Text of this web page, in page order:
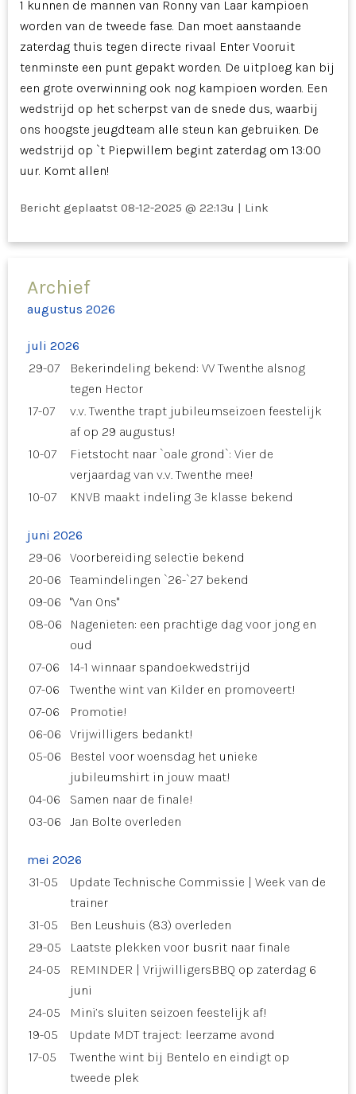
1 kunnen de mannen van Ronny van Laar kampioen
worden van de tweede fase. Dan moet aanstaande
zaterdag thuis tegen directe rivaal Enter Vooruit
tenminste een punt gepakt worden. De uitploeg kan bij
een grote overwinning ook nog kampioen worden. Een
wedstrijd op het scherpst van de snede dus, waarbij
ons hoogste jeugdteam alle steun kan gebruiken. De
wedstrijd op `t Piepwillem begint zaterdag om 13:00
uur. Komt allen!
Bericht geplaatst 08-12-2025 @ 22:13u | Link
Archief
augustus 2026
juli 2026
29-07
Bekerindeling bekend: VV Twenthe alsnog
tegen Hector
17-07
v.v. Twenthe trapt jubileumseizoen feestelijk
af op 29 augustus!
10-07
Fietstocht naar `oale grond`: Vier de
verjaardag van v.v. Twenthe mee!
10-07
KNVB maakt indeling 3e klasse bekend
juni 2026
29-06
Voorbereiding selectie bekend
20-06
Teamindelingen `26-`27 bekend
09-06
"Van Ons"
08-06
Nagenieten: een prachtige dag voor jong en
oud
07-06
14-1 winnaar spandoekwedstrijd
07-06
Twenthe wint van Kilder en promoveert!
07-06
Promotie!
06-06
Vrijwilligers bedankt!
05-06
Bestel voor woensdag het unieke
jubileumshirt in jouw maat!
04-06
Samen naar de finale!
03-06
Jan Bolte overleden
mei 2026
31-05
Update Technische Commissie | Week van de
trainer
31-05
Ben Leushuis (83) overleden
29-05
Laatste plekken voor busrit naar finale
24-05
REMINDER | VrijwilligersBBQ op zaterdag 6
juni
24-05
Mini’s sluiten seizoen feestelijk af!
19-05
Update MDT traject: leerzame avond
17-05
Twenthe wint bij Bentelo en eindigt op
tweede plek